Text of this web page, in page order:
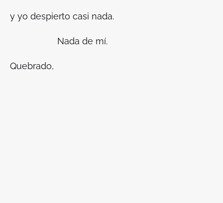
y yo despierto casi nada.
Nada de mí.
Quebrado,